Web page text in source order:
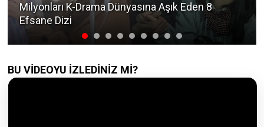
Milyonları K-Drama Dünyasına Aşık Eden 8
Efsane Dizi
BU VİDEOYU İZLEDİNİZ Mİ?